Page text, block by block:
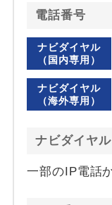
電話番号
ナビダイヤル
（国内専用）
ナビダイヤル
（海外専用）
ナビダイヤル
一部のIP電話